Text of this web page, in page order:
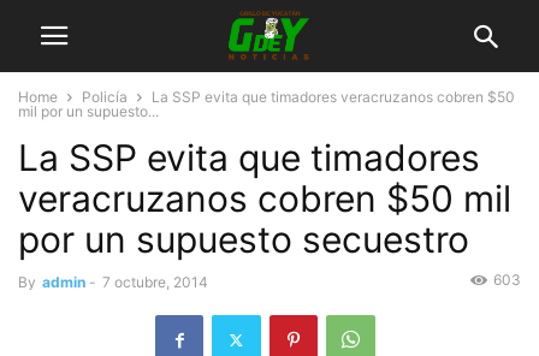
Home Policía
La SSP evita que timadores veracruzanos cobren $50
mil por un supuesto...
La SSP evita que timadores
veracruzanos cobren $50 mil
por un supuesto secuestro
By admin - 7 octubre, 2014 603